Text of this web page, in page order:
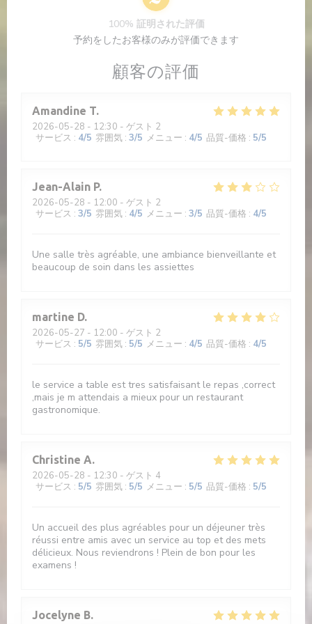
顧客の評価
Amandine T
2026-05-28 - 12:30 - ゲスト 2
サービス : 4/5 雰囲気 : 3/5 メニュー : 4/5 品質-価格 : 5/5
Jean-Alain P
2026-05-28 - 12:00 - ゲスト 2
サービス : 3/5 雰囲気 : 4/5 メニュー : 3/5 品質-価格 : 4/5
Une salle très agréable, une ambiance bienveillante et
beaucoup de soin dans les assiettes
martine D
2026-05-27 - 12:00 - ゲスト 2
サービス : 5/5 雰囲気 : 5/5 メニュー : 4/5 品質-価格 : 4/5
le service a table est tres satisfaisant le repas ,correct
,mais je m attendais a mieux pour un restaurant
gastronomique.
Christine A
2026-05-28 - 12:30 - ゲスト 4
サービス : 5/5 雰囲気 : 5/5 メニュー : 5/5 品質-価格 : 5/5
Un accueil des plus agréables pour un déjeuner très
réussi entre amis avec un service au top et des mets
délicieux. Nous reviendrons ! Plein de bon pour les
examens !
Jocelyne B
100% 証明された評価
予約をしたお客様のみが評価できます